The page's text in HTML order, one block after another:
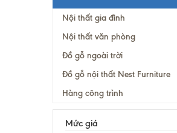
Nội thất gia đình
Nội thất văn phòng
Đồ gỗ ngoài trời
Đồ gỗ nội thất Nest Furniture
Hàng công trình
Mức giá